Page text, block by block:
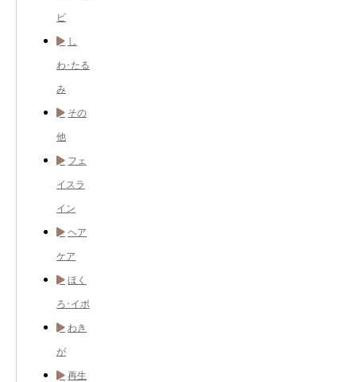
ビ
し
わ･たる
み
その
他
フェ
イスラ
イン
ヘア
ケア
ほく
ろ･イボ
わき
が
再生